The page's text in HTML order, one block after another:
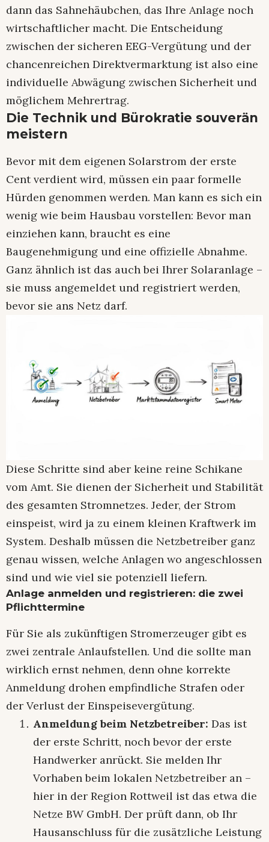
dann das Sahnehäubchen, das Ihre Anlage noch
wirtschaftlicher macht. Die Entscheidung
zwischen der sicheren EEG-Vergütung und der
chancenreichen Direktvermarktung ist also eine
individuelle Abwägung zwischen Sicherheit und
möglichem Mehrertrag.
Die Technik und Bürokratie souverän
meistern
Bevor mit dem eigenen Solarstrom der erste
Cent verdient wird, müssen ein paar formelle
Hürden genommen werden. Man kann es sich ein
wenig wie beim Hausbau vorstellen: Bevor man
einziehen kann, braucht es eine
Baugenehmigung und eine offizielle Abnahme.
Ganz ähnlich ist das auch bei Ihrer Solaranlage –
sie muss angemeldet und registriert werden,
bevor sie ans Netz darf.
Diese Schritte sind aber keine reine Schikane
vom Amt. Sie dienen der Sicherheit und Stabilität
des gesamten Stromnetzes. Jeder, der Strom
einspeist, wird ja zu einem kleinen Kraftwerk im
System. Deshalb müssen die Netzbetreiber ganz
genau wissen, welche Anlagen wo angeschlossen
sind und wie viel sie potenziell liefern.
Anlage anmelden und registrieren: die zwei
Pflichttermine
Für Sie als zukünftigen Stromerzeuger gibt es
zwei zentrale Anlaufstellen. Und die sollte man
wirklich ernst nehmen, denn ohne korrekte
Anmeldung drohen empfindliche Strafen oder
der Verlust der Einspeisevergütung.
Anmeldung beim Netzbetreiber: Das ist
der erste Schritt, noch bevor der erste
Handwerker anrückt. Sie melden Ihr
Vorhaben beim lokalen Netzbetreiber an –
hier in der Region Rottweil ist das etwa die
Netze BW GmbH. Der prüft dann, ob Ihr
Hausanschluss für die zusätzliche Leistung